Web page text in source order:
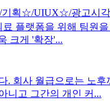
기획☆/UIUX☆/광고시
플랫폼을 위해 팀
크게 '확장'...
. 회사 월급으로는 노
니고 그간의 개인 커...